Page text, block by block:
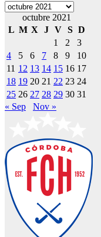
Archivos
octubre 2021
L M X J V S D
1
2
3
4
5 6 7 8 9
10
11 12 13 14 15 16 17
18 19 20 21 22 23 24
25 26 27 28 29 30 31
« Sep
Nov »